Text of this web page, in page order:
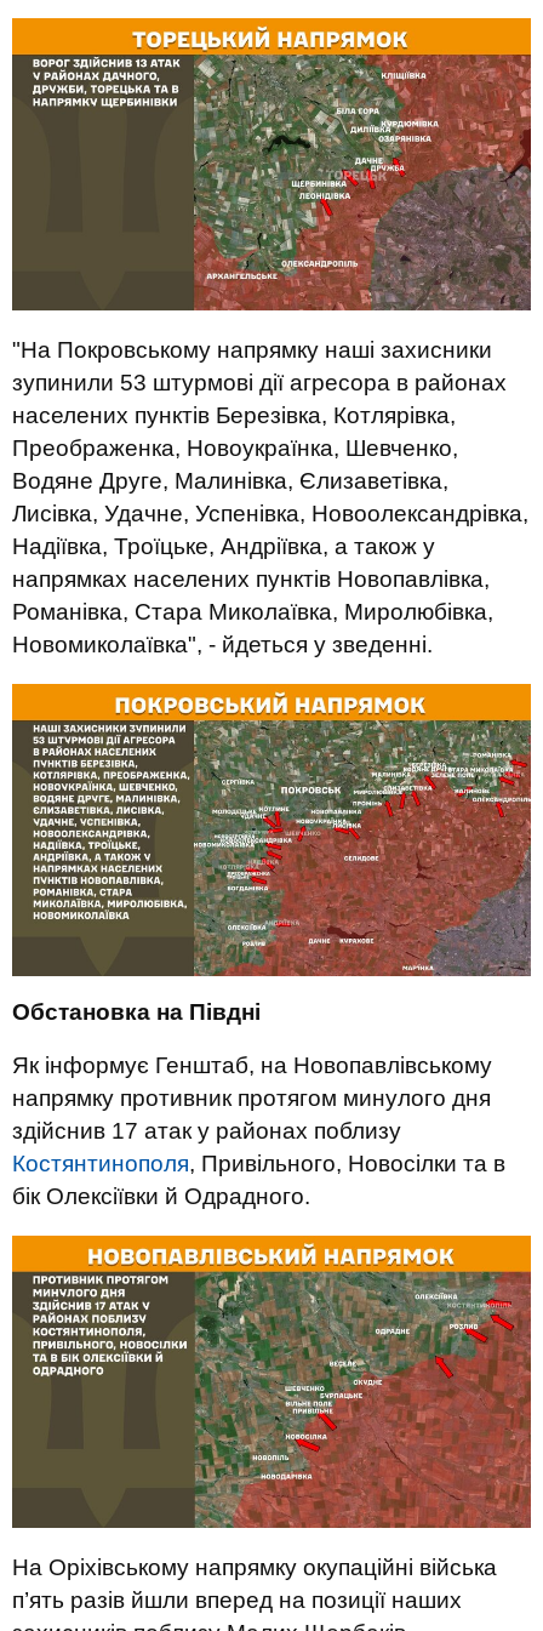
"На Покровському напрямку наші захисники
зупинили 53 штурмові дії агресора в районах
населених пунктів Березівка, Котлярівка,
Преображенка, Новоукраїнка, Шевченко,
Водяне Друге, Малинівка, Єлизаветівка,
Лисівка, Удачне, Успенівка, Новоолександрівка,
Надіївка, Троїцьке, Андріївка, а також у
напрямках населених пунктів Новопавлівка,
Романівка, Стара Миколаївка, Миролюбівка,
Новомиколаївка", - йдеться у зведенні.
Обстановка на Півдні
Як інформує Генштаб, на Новопавлівському
напрямку противник протягом минулого дня
здійснив 17 атак у районах поблизу
Костянтинополя, Привільного, Новосілки та в
бік Олексіївки й Одрадного.
На Оріхівському напрямку окупаційні війська
п’ять разів йшли вперед на позиції наших